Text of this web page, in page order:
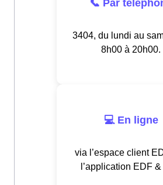
📞 Par
3404, du lundi au
8h00 à 20h00.
💻 En ligne
via l’espace client
l’application EDF